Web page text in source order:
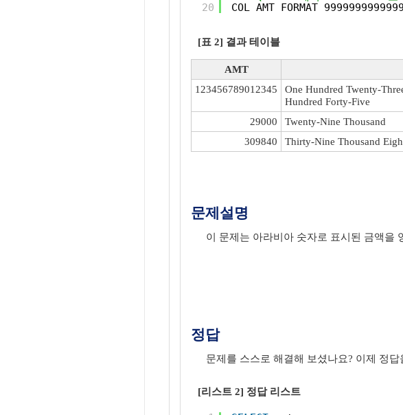
20
COL AMT FORMAT
[표 2] 결과 테이블
AMT
123456789012345
One Hundred Twenty-
Hundred Forty-Five
29000
Twenty-Nine Thousand
309840
Thirty-Nine Thousand
문제설명
이 문제는 아라비아 숫자로 표시된 금액을
정답
문제를 스스로 해결해 보셨나요? 이제 정
[리스트 2] 정답 리스트